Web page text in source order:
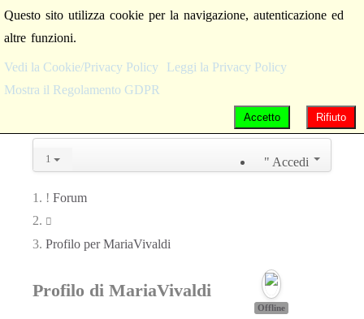
Accedi
Forum
Profilo per MariaVivaldi
Profilo di MariaVivaldi
Offline
Questo sito utilizza cookie per la navigazione, autenticazione ed
altre funzioni.
Vedi la Cookie/Privacy Policy
Leggi la Privacy Policy
Mostra il Regolamento GDPR
Rifiuto
Accetto